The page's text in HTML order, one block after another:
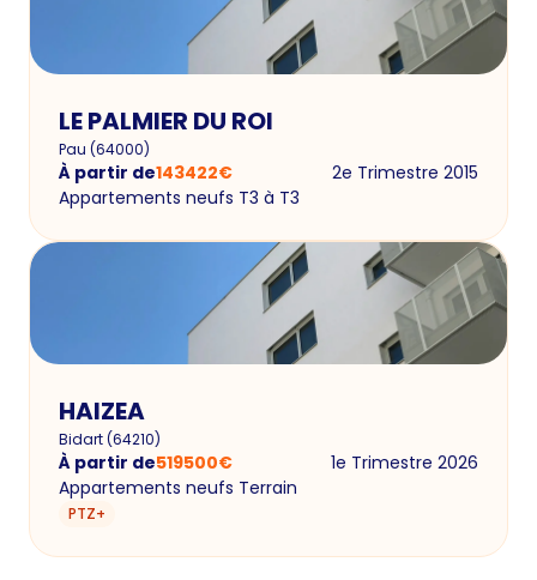
LE PALMIER DU ROI
Pau (64000)
À partir de143422€
2e Trimestre 2015
Appartements neufs T3 à T3
HAIZEA
Bidart(64210)
À partir de519500€
1e Trimestre 2026
Appartements neufs Terrain
PTZ+